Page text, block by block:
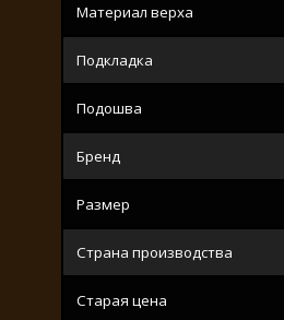
Материал верха
Подкладка
Подошва
Бренд
Размер
Страна производства
Старая цена